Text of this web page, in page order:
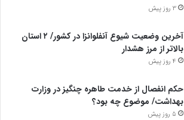
3 روز پیش
آخرین وضعیت شیوع آنفلوانزا در کشور/ ۲ استان
بالاتر از مرز هشدار
4 روز پیش
حکم انفصال از خدمت طاهره چنگیز در وزارت
بهداشت/ موضوع چه بود؟
5 روز پیش